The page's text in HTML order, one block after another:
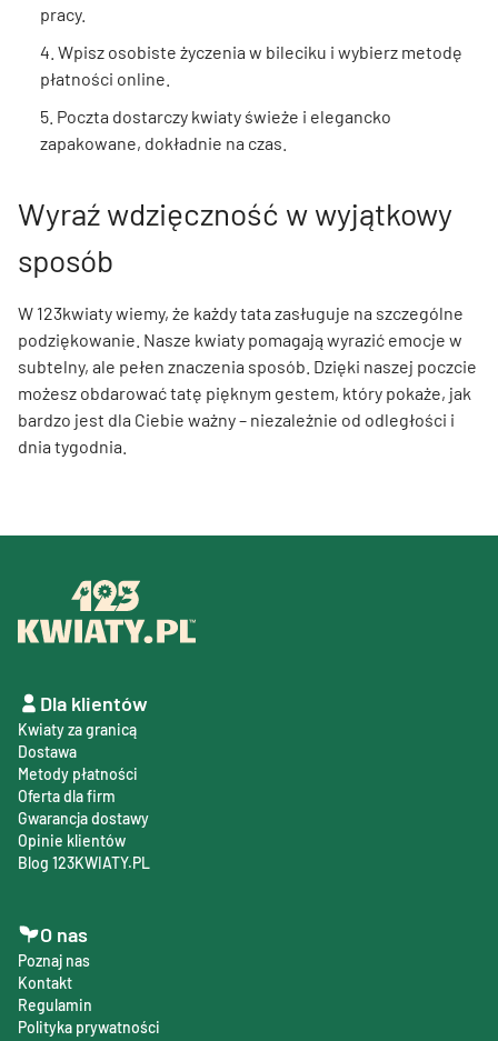
pracy.
4. Wpisz osobiste życzenia w bileciku i wybierz metodę
płatności online.
5. Poczta dostarczy kwiaty świeże i elegancko
zapakowane, dokładnie na czas.
Wyraź wdzięczność w wyjątkowy
sposób
W 123kwiaty wiemy, że każdy tata zasługuje na szczególne
podziękowanie. Nasze kwiaty pomagają wyrazić emocje w
subtelny, ale pełen znaczenia sposób. Dzięki naszej poczcie
możesz obdarować tatę pięknym gestem, który pokaże, jak
bardzo jest dla Ciebie ważny – niezależnie od odległości i
dnia tygodnia.
Dla klientów
Kwiaty za granicą
Dostawa
Metody płatności
Oferta dla firm
Gwarancja dostawy
Opinie klientów
Blog 123KWIATY.PL
O nas
Poznaj nas
Kontakt
Regulamin
Polityka prywatności